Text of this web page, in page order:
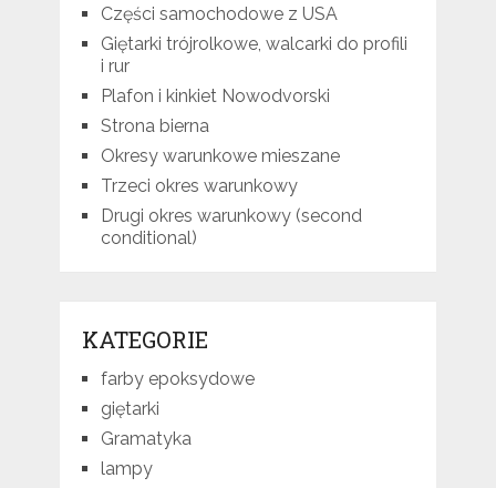
Części samochodowe z USA
Giętarki trójrolkowe, walcarki do profili
i rur
Plafon i kinkiet Nowodvorski
Strona bierna
Okresy warunkowe mieszane
Trzeci okres warunkowy
Drugi okres warunkowy (second
conditional)
KATEGORIE
farby epoksydowe
giętarki
Gramatyka
lampy